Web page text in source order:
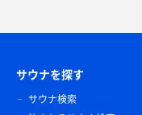
サウナを探す
サウナ検索